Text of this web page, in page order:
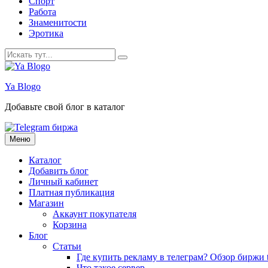
Работа
Знаменитости
Эротика
Искать:
Ya Blogo
Добавьте свой блог в каталог
Меню Перейти
к
содержанию
Каталог
Добавить блог
Личный кабинет
Платная публикация
Магазин
Аккаунт покупателя
Корзина
Блог
Статьи
Где купить рекламу в телеграм? Обзор биржи